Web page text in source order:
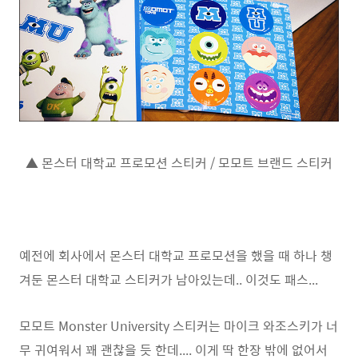
▲ 몬스터 대학교 프로모션 스티커 / 모모트 브랜드 스티커
예전에 회사에서 몬스터 대학교 프로모션을 했을 때 하나 챙
겨둔 몬스터 대학교 스티커가 남아있는데.. 이것도 패스...
모모트 Monster University 스티커는 마이크 와조스키가 너
무 귀여워서 꽤 괜찮을 듯 한데.... 이게 딱 한장 밖에 없어서